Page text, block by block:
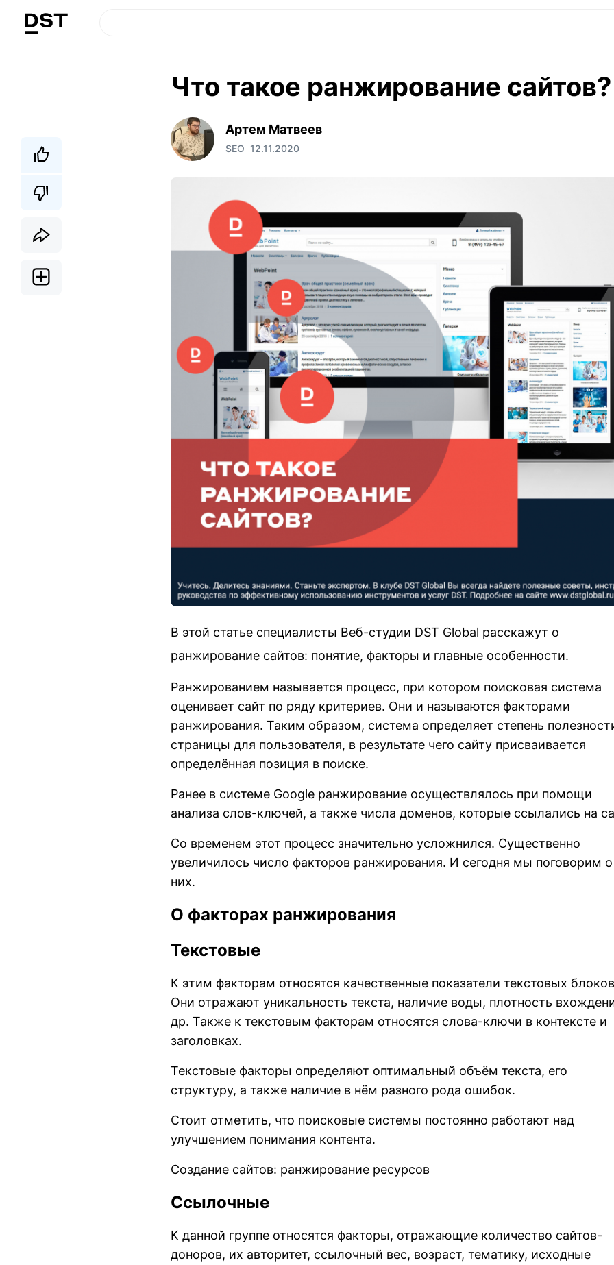
Что такое ранжирование сайтов?
Артем Матвеев
SEO 12.11.2020
В этой статье специалисты Веб-студии DST Global расскажут о
ранжирование сайтов: понятие, факторы и главные особенности.
Ранжированием называется процесс, при котором поисковая система
оценивает сайт по ряду критериев. Они и называются факторами
ранжирования. Таким образом, система определяет степень
страницы для пользователя, в результате чего сайту присваивается
определённая позиция в поиске.
Ранее в системе Google ранжирование осуществлялось при помощи
анализа слов-ключей, а также числа доменов, которые ссылались на
Со временем этот процесс значительно усложнился. Существенно
увеличилось число факторов ранжирования. И сегодня мы поговорим о
них.
О факторах ранжирования
Текстовые
К этим факторам относятся качественные показатели текстовых
Они отражают уникальность текста, наличие воды, плотность
др. Также к текстовым факторам относятся слова-ключи в контексте и
заголовках.
Текстовые факторы определяют оптимальный объём текста, его
структуру, а также наличие в нём разного рода ошибок.
Стоит отметить, что поисковые системы постоянно работают над
улучшением понимания контента.
Создание сайтов: ранжирование ресурсов
Ссылочные
К данной группе относятся факторы, отражающие количество сайтов-
доноров, их авторитет, ссылочный вес, возраст, тематику, исходные